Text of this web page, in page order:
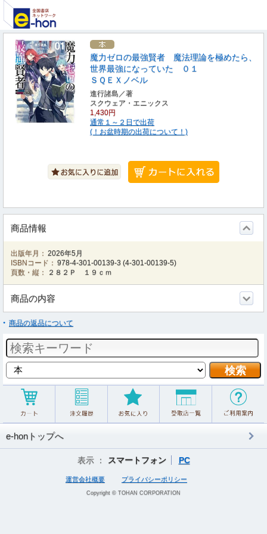
魔力ゼロの最強賢者 魔法理論を極めたら、
世界最強になっていた ０１
ＳＱＥＸノベル
進行諸島／著
スクウェア・エニックス
1,430円
通常１～２日で出荷
(！お盆時期の出荷について！)
商品情報
出版年月： 2026年5月
ISBNコード： 978-4-301-00139-3 (4-301-00139-5)
頁数・縦：
２８２Ｐ １９ｃｍ
商品の内容
商品の返品について
e-honトップへ
表示 ： スマートフォン PC
運営会社概要 プライバシーポリシー
Copyright © TOHAN CORPORATION